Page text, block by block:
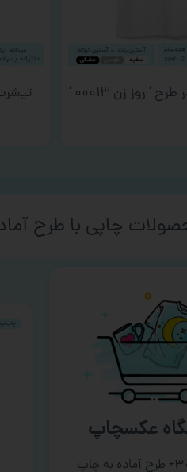
‘ روز زن ۰۰۰۱۳ ‘ تیشرت
چاپی با طرح
عکسچاپ
به چاپ